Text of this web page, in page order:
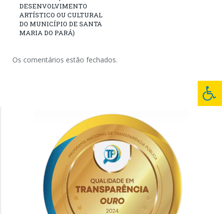
DESENVOLVIMENTO
ARTÍSTICO OU CULTURAL
DO MUNICÍPIO DE SANTA
MARIA DO PARÁ)
Os comentários estão fechados.